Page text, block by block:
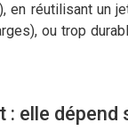
réutilisant un
ou trop
elle dépend